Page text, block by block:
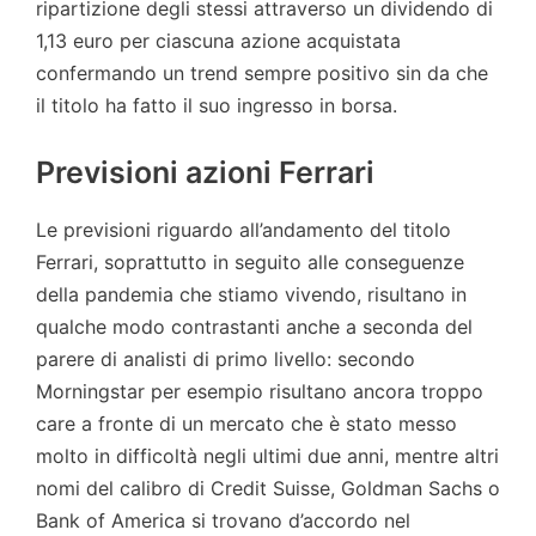
ripartizione degli stessi attraverso un dividendo di
1,13 euro per ciascuna azione acquistata
confermando un trend sempre positivo sin da che
il titolo ha fatto il suo ingresso in borsa.
Previsioni azioni Ferrari
Le previsioni riguardo all’andamento del titolo
Ferrari, soprattutto in seguito alle conseguenze
della pandemia che stiamo vivendo, risultano in
qualche modo contrastanti anche a seconda del
parere di analisti di primo livello: secondo
Morningstar per esempio risultano ancora troppo
care a fronte di un mercato che è stato messo
molto in difficoltà negli ultimi due anni, mentre altri
nomi del calibro di Credit Suisse, Goldman Sachs o
Bank of America si trovano d’accordo nel